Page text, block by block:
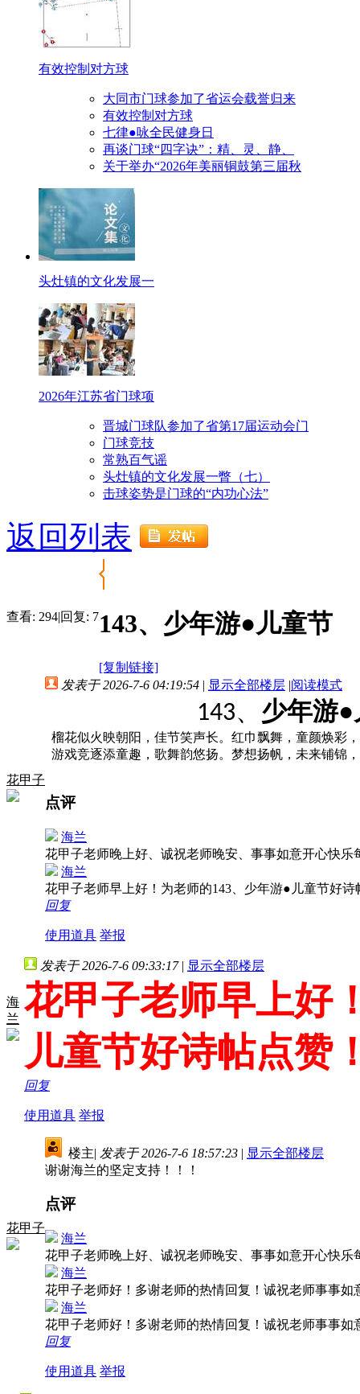
有效控制对方球
大同市门球参加了省运会载誉归来
有效控制对方球
七律●咏全民健身日
再谈门球“四字诀”：精、灵、静、
关于举办“2026年美丽铜鼓第三届秋
头灶镇的文化发展一
2026年江苏省门球项
晋城门球队参加了省第17届运动会门
门球竞技
常熟百气谣
头灶镇的文化发展一瞥（七）
击球姿势是门球的“内功心法”
返回列表
查看: 294|回复: 7143、少年游●儿童节
[复制链接]
花甲子
发表于 2026-7-6 04:19:54 | 显示全部楼层 |阅读模式
143、 少年游●
榴花似火映朝阳，佳节笑声长。红巾飘舞，童颜焕彩
游戏竞逐添童趣，歌舞韵悠扬。 梦想扬帆，未来铺锦
点评
海兰
花甲子老师晚上好、诚祝老师晚安、事事如意开心快
海兰
花甲子老师早上好！为老师的143、少年游●儿童节好
回复
使用道具 举报
海
兰
发表于 2026-7-6 09:33:17 | 显示全部楼层
花甲子老师早上好
儿童节好诗帖点赞
回复
使用道具 举报
花甲子
楼主| 发表于 2026-7-6 18:57:23 | 显示全部楼层
谢谢海兰的坚定支持！！！
点评
海兰
花甲子老师晚上好、诚祝老师晚安、事事如意开心快
海兰
花甲子老师好！多谢老师的热情回复！诚祝老师事事
海兰
花甲子老师好！多谢老师的热情回复！诚祝老师事事
回复
使用道具 举报